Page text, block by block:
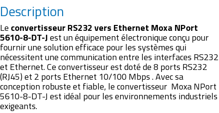
Description
Le convertisseur RS232 vers Ethernet Moxa NPort
5610-8-DT-Jest un équipement électronique conçu pour
fournir une solution efficace pour les systèmes qui
nécessitent une communication entre les interfaces RS232
et Ethernet. Ce convertisseur est doté de 8 ports RS232
(RJ45) et 2 ports Ethernet 10/100 Mbps . Avec sa
conception robuste et fiable, le convertisseur Moxa NPort
5610-8-DT-J est idéal pour les environnements industriels
exigeants.